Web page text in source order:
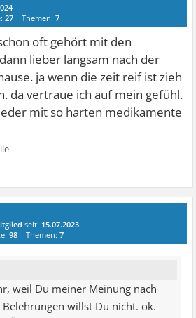
27 Themen:7
oft gehört mit den
lieber langsam nach der
ja wenn die zeit reif ist zieh
da vertraue ich auf mein gefühl.
mit so harten medikamente
seit: 15.07.2023
98 Themen:7
weil Du meiner Meinung nach
willst Du nicht. ok.